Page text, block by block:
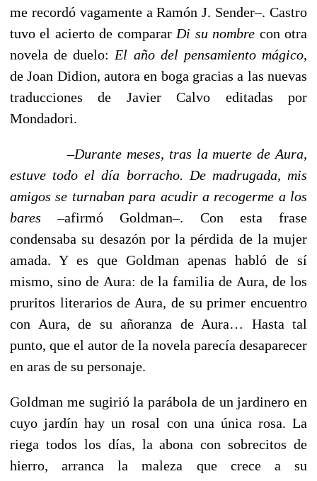
me recordó vagamente a Ramón J. Sender–. Castro
tuvo el acierto de compararDi su nombre con otra
novela de duelo:El año del pensamiento mágico,
de Joan Didion, autora en boga gracias a las nuevas
traducciones de Javier Calvo editadas por
Mondadori.
–Durante meses, tras la muerte de Aura,
estuve todo el día borracho. De madrugada, mis
amigos se turnaban para acudir a recogerme a los
bares –afirmó Goldman–. Con esta frase
condensaba su desazón por la pérdida de la mujer
amada. Y es que Goldman apenas habló de sí
mismo, sino de Aura: de la familia de Aura, de los
pruritos literarios de Aura, de su primer encuentro
con Aura, de su añoranza de Aura… Hasta tal
punto, que el autor de la novela parecía desaparecer
en aras de su personaje.
Goldman me sugirió la parábola de un jardinero en
cuyo jardín hay un rosal con una única rosa. La
riega todos los días, la abona con sobrecitos de
hierro, arranca la maleza que crece a su